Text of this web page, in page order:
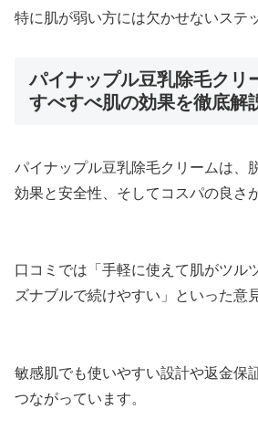
特に肌が弱い方には欠かせないステ
パイナップル豆乳除毛クリ
すべすべ肌の効果を徹底解
パイナップル豆乳除毛クリームは、
効果と安全性、そしてコスパの良さ
口コミでは「手軽に使えて肌がツル
ズナブルで続けやすい」といった意
敏感肌でも使いやすい設計や返金保
つながっています。